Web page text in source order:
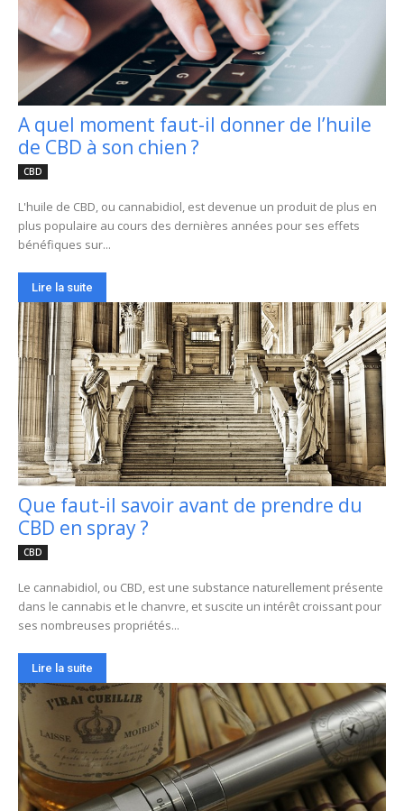
A quel moment faut-il donner de l’huile
de CBD à son chien ?
CBD
L'huile de CBD, ou cannabidiol, est devenue un produit de plus en
plus populaire au cours des dernières années pour ses effets
bénéfiques sur...
Lire la suite
Que faut-il savoir avant de prendre du
CBD en spray ?
CBD
Le cannabidiol, ou CBD, est une substance naturellement présente
dans le cannabis et le chanvre, et suscite un intérêt croissant pour
ses nombreuses propriétés...
Lire la suite